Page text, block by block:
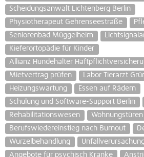
Scheidungsanwalt Lichtenberg Berlin
Physiotherapeut Gehrenseestraße
Seniorenbad Müggelheim
Kieferortopädie für Kinder
Allianz Hundehalter
Mietvertrag prüfen
Labor Tierarzt
Heizungswartung
Essen auf Rädern
Schulung und Software-Support Berlin
Rehabilitationswesen
Wohnungstüren
Berufswiedereinstieg nach Burnout
Wurzelbehandlung
Angebote für psychisch Kranke